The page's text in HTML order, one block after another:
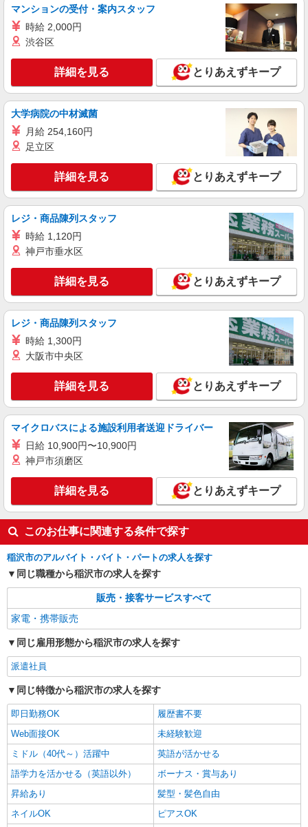
○。・゜+゜・。○。・゜+゜
詳細を見る
派遣社員
【UQモバイル】人気機種に詳しくなれる携帯
販売
時給1400〜1600円（経験・能力による） ※残
業代支給 ★交通費別途支給（規定あり） ゜
+゜・。○。・゜+゜・。○。・゜+゜ 入社祝い金10
有）★ ゜・。○。・゜+゜・。○。・゜+゜
キープ 詳細を見る
派遣社員
株式会社シエロ
【softbank】人気機種に詳しくなれる携帯販
時給1500円〜1600円（経験・能力による） ※
残業代支給 ★交通費別途支給（規定あり） ゜
+゜・。○。・゜+゜・。○。・゜+゜ 入社祝い金10
万円支給(規定有) お友達を紹介頂くと, インセンテ
ィブ支給(規定有) ★月2回払い・週払い可能（規程
有）★ ゜・。○。・゜+゜・。○。・゜+゜
愛知県稲沢市のsoftbankショップ
キープ 詳細を見る
マンションの受付・案内スタッフ
時給 2,000円
渋谷区
詳細を見る とりあえずキープ
大学病院の中材滅菌
月給 254,160円
足立区
詳細を見る とりあえずキープ
レジ・商品陳列スタッフ
時給 1,120円
神戸市垂水区
詳細を見る とりあえずキープ
レジ・商品陳列スタッフ
時給 1,300円
大阪市中央区
詳細を見る とりあえずキープ
マイクロバスによる施設利用者送迎ドライバー
日給 10,900円〜10,900円
神戸市須磨区
詳細を見る とりあえずキープ
このお仕事に関連する条件で探す
稲沢市のアルバイト・バイト・パートの求人を探す
同じ職種から稲沢市の求人を探す
販売・接客サービスすべて
家電・携帯販売
同じ雇用形態から稲沢市の求人を探す
派遣社員
同じ特徴から稲沢市の求人を探す
即日勤務OK
履歴書不要
Web面接OK
未経験歓迎
ミドル（40代～）活躍中
英語が活かせる
語学力を活かせる（英語以外）
ボーナス・賞与あり
昇給あり
髪型・髪色自由
ネイルOK
ピアスOK